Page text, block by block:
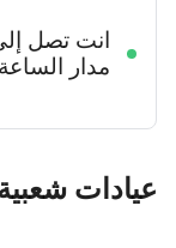
انت تصل إلى
مدار الساعة
شعبية